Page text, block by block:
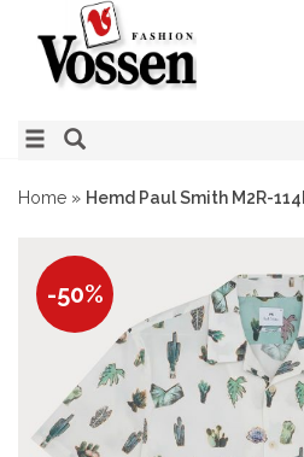
Home » Hemd Paul Smith M2R-
-50%